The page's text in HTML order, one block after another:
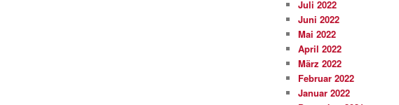
Juli 2022
Juni 2022
Mai 2022
April 2022
März 2022
Februar 2022
Januar 2022